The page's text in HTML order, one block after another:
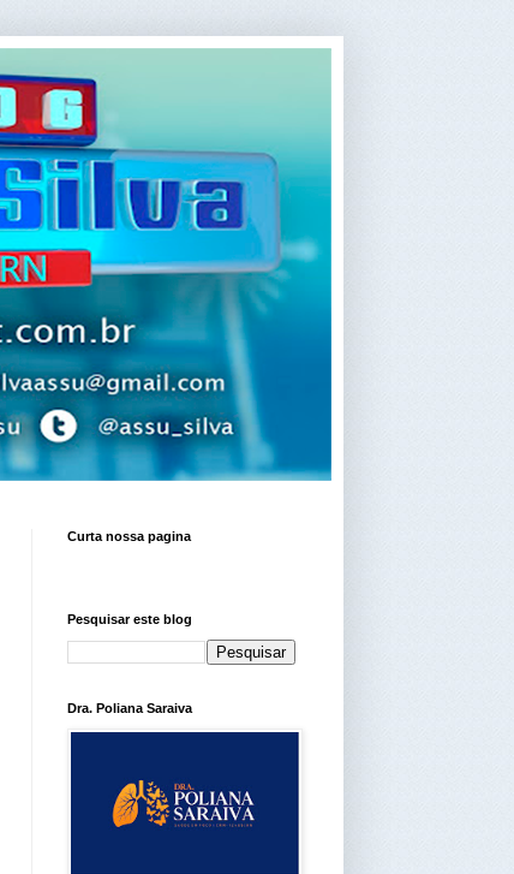
Curta nossa pagina
Pesquisar este blog
Dra. Poliana Saraiva